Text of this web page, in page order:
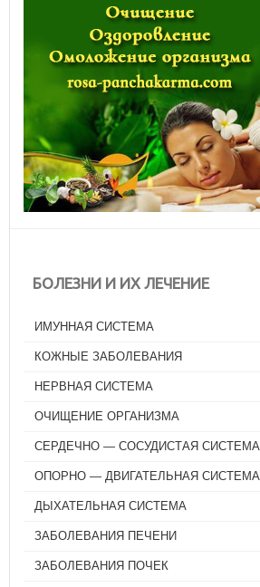
БОЛЕЗНИ И ИХ ЛЕЧЕНИЕ
ИМУННАЯ СИСТЕМА
КОЖНЫЕ ЗАБОЛЕВАНИЯ
НЕРВНАЯ СИСТЕМА
ОЧИЩЕНИЕ ОРГАНИЗМА
СЕРДЕЧНО — СОСУДИСТАЯ СИСТЕМА
ОПОРНО — ДВИГАТЕЛЬНАЯ СИСТЕМА
ДЫХАТЕЛЬНАЯ СИСТЕМА
ЗАБОЛЕВАНИЯ ПЕЧЕНИ
ЗАБОЛЕВАНИЯ ПОЧЕК